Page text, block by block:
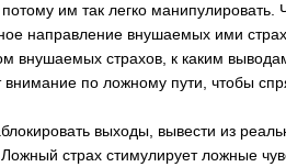
им так легко манипулировать.
направление внушаемых ими
внушаемых страхов, к каким
по ложному пути, чтобы
выходы, вывести из
страх стимулирует ложные